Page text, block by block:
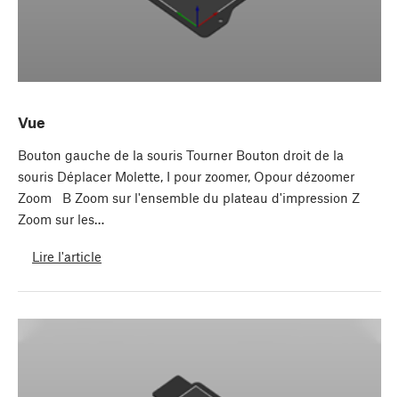
Vue
Bouton gauche de la souris Tourner Bouton droit de la
souris Déplacer Molette, I pour zoomer, Opour dézoomer
Zoom B Zoom sur l'ensemble du plateau d'impression Z
Zoom sur les…
Lire l'article